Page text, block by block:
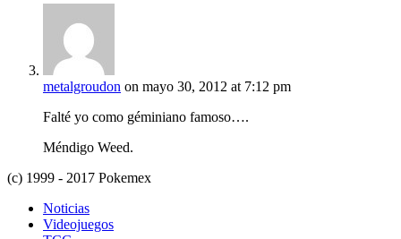
metalgroudon on mayo 30, 2012 at 7:12 pm
Falté yo como géminiano famoso….
Méndigo Weed.
(c) 1999 - 2017 Pokemex
Noticias
Videojuegos